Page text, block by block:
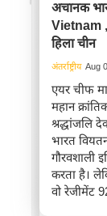
अचानक
Vietnam
हिला चीन
अंतर्राष्ट्रीय Aug
एयर चीफ
महान
श्रद्धांजलि
भारत
गौरवशाली
करता है।
वो रेजीमेंट